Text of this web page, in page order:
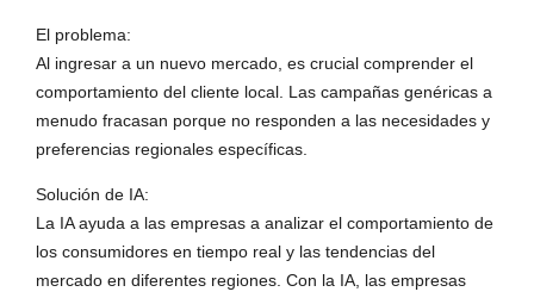
El problema:
Al ingresar a un nuevo mercado, es crucial comprender el
comportamiento del cliente local. Las campañas genéricas a
menudo fracasan porque no responden a las necesidades y
preferencias regionales específicas.
Solución de IA:
La IA ayuda a las empresas a analizar el comportamiento de
los consumidores en tiempo real y las tendencias del
mercado en diferentes regiones. Con la IA, las empresas